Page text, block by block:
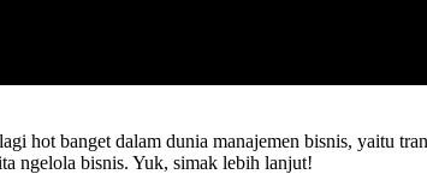
hot banget dalam dunia manajemen bisnis, yaitu
ngelola bisnis. Yuk, simak lebih lanjut!